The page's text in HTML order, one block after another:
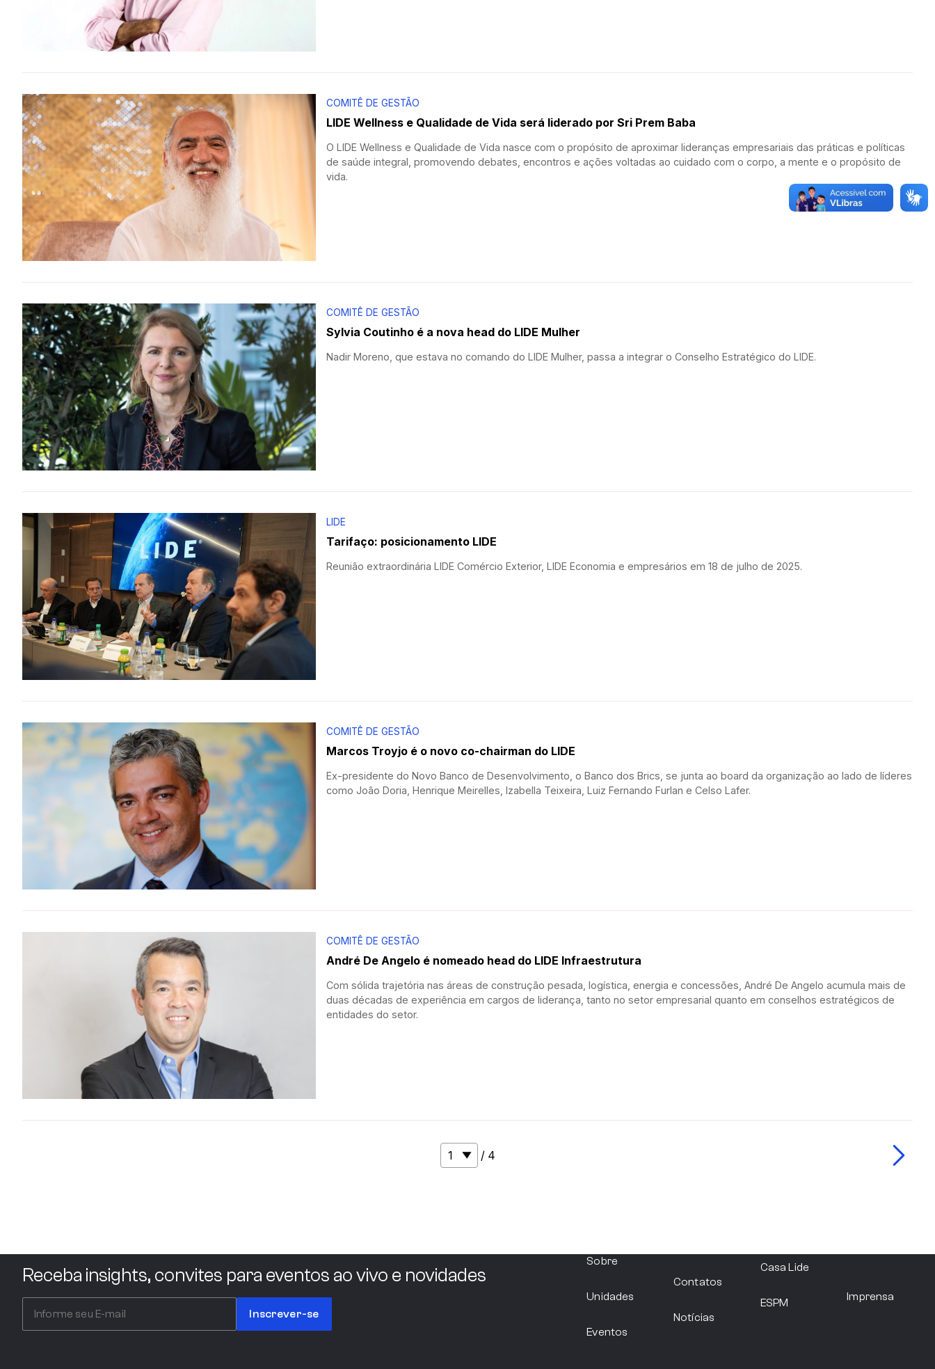
COMITÊ DE GESTÃO
LIDE Wellness e Qualidade de Vida será liderado por Sri Prem Baba
O LIDE Wellness e Qualidade de Vida nasce com o propósito de aproximar lideranças empresariais das práticas e políticas
de saúde integral, promovendo debates, encontros e ações voltadas ao cuidado com o corpo, a mente e o propósito de
vida.
COMITÊ DE GESTÃO
Sylvia Coutinho é a nova head do LIDE Mulher
Nadir Moreno, que estava no comando do LIDE Mulher, passa a integrar o Conselho Estratégico do LIDE.
LIDE
Tarifaço: posicionamento LIDE
Reunião extraordinária LIDE Comércio Exterior, LIDE Economia e empresários em 18 de julho de 2025.
COMITÊ DE GESTÃO
Marcos Troyjo é o novo co-chairman do LIDE
Ex-presidente do Novo Banco de Desenvolvimento, o Banco dos Brics, se junta ao board da organização ao lado de líderes
como João Doria, Henrique Meirelles, Izabella Teixeira, Luiz Fernando Furlan e Celso Lafer.
COMITÊ DE GESTÃO
André De Angelo é nomeado head do LIDE Infraestrutura
Com sólida trajetória nas áreas de construção pesada, logística, energia e concessões, André De Angelo acumula mais de
duas décadas de experiência em cargos de liderança, tanto no setor empresarial quanto em conselhos estratégicos de
entidades do setor.
/ 4
Receba insights, convites para eventos ao vivo e novidades
Inscrever-se
Sobre
Unidades
Eventos
Contatos
Notícias
Casa Lide
ESPM Imprensa